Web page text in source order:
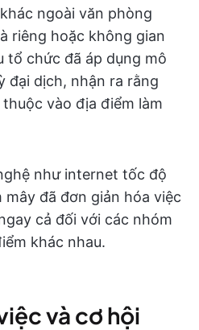
ngoài văn phòng
riêng hoặc không gian
tổ chức đã áp dụng mô
đại dịch, nhận ra rằng
vào địa điểm làm
như internet tốc độ
đã đơn giản hóa việc
cả đối với các nhóm
khác nhau.
và cơ hội